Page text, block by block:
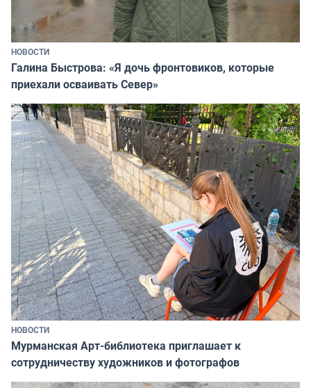
НОВОСТИ
Галина Быстрова: «Я дочь фронтовиков, которые
приехали осваивать Север»
НОВОСТИ
Мурманская Арт-библиотека приглашает к
сотрудничеству художников и фотографов